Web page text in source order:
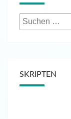
Suchen
nach:
SKRIPTEN